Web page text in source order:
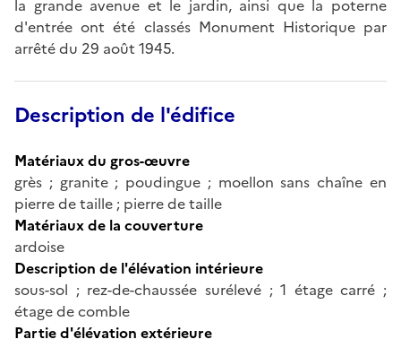
la grande avenue et le jardin, ainsi que la poterne
d'entrée ont été classés Monument Historique par
arrêté du 29 août 1945.
Description de l'édifice
Matériaux du gros-œuvre
grès ; granite ; poudingue ; moellon sans chaîne en
pierre de taille ; pierre de taille
Matériaux de la couverture
ardoise
Description de l'élévation intérieure
sous-sol ; rez-de-chaussée surélevé ; 1 étage carré ;
étage de comble
Partie d'élévation extérieure